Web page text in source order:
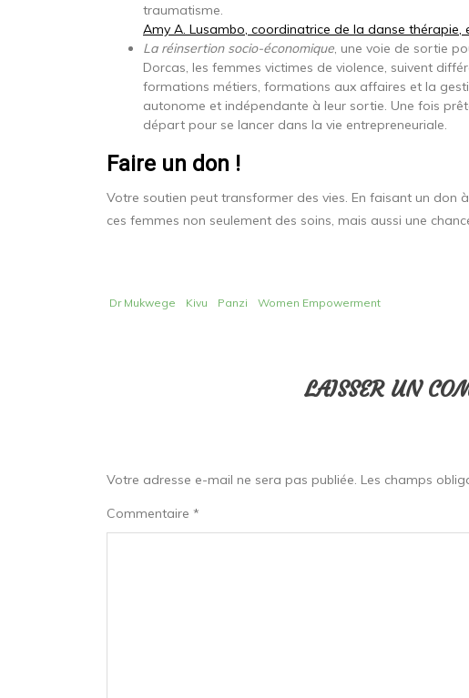
traumatisme.
Amy A. Lusambo, coordinatrice de la danse
La réinsertion socio-économique, une voie de sortie
Dorcas, les femmes victimes de violence, suivent
formations métiers, formations aux affaires et la
autonome et indépendante à leur sortie. Une fois
départ pour se lancer dans la vie entrepreneuriale.
Faire un don !
Votre soutien peut transformer des vies. En faisant un don
ces femmes non seulement des soins, mais aussi une
Dr Mukwege Kivu Panzi Women Empowerment
LAISSER UN
Votre adresse e-mail ne sera pas publiée. Les champs
Commentaire *